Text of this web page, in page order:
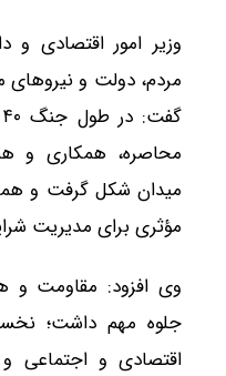
وزیر امور اقتصادی و
مردم، دولت و نیروهای
محاصره، همکاری و
میدان شکل گرفت و
مؤثری برای مدیریت
وی افزود: مقاومت و
جلوه مهم داشت؛
اقتصادی و اجتماعی و